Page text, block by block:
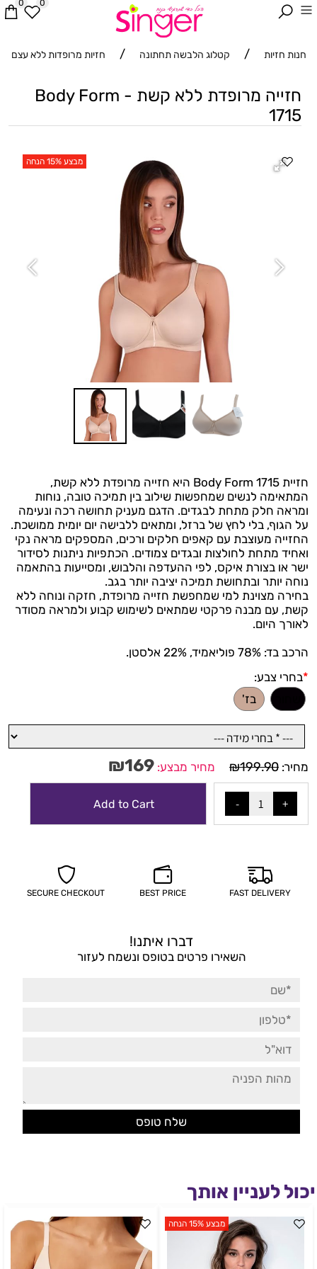
0 0
חנות חזיות / קטלוג הלבשה תחתונה / חזיות מרופדות ללא עצם
חזייה מרופדת ללא קשת - Body Form
1715
מבצע 15% הנחה
חזיית Body Form 1715 היא חזייה מרופדת ללא קשת,
המתאימה לנשים שמחפשות שילוב בין תמיכה טובה, נוחות
ומראה חלק מתחת לבגדים. הדגם מעניק תחושה רכה ונעימה
על הגוף, בלי לחץ של ברזל, ומתאים ללבישה יום יומית ממושכת.
החזייה מעוצבת עם קאפים חלקים ורכים, המספקים מראה נקי
ואחיד מתחת לחולצות ובגדים צמודים. הכתפיות ניתנות לסידור
ישר או בצורת איקס, לפי ההעדפה והלבוש, ומסייעות בהתאמה
נוחה יותר ובתחושת תמיכה יציבה יותר בגב.
בחירה מצוינת למי שמחפשת חזייה מרופדת, חזקה ונוחה ללא
קשת, עם מבנה פרקטי שמתאים לשימוש קבוע ולמראה מסודר
לאורך היום.
הרכב בד: 78% פוליאמיד, 22% אלסטן.
*בחרי צבע:
בז'
מחיר: ₪199.90 מחיר מבצע: ₪169
Add to Cart
FAST DELIVERY
BEST PRICE
SECURE CHECKOUT
דברו איתנו!
השאירו פרטים בטופס ונשמח לעזור
יכול לעניין אותך
מבצע 15% הנחה